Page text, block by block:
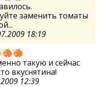
заменить томаты
18:19
такую и сейчас
вкуснятина!
12:39